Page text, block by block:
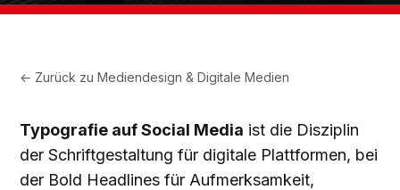
← Zurück zuMediendesign & Digitale Medien
Typografie auf Social Media ist die Disziplin
der Schriftgestaltung für digitale Plattformen, bei
der Bold Headlines für Aufmerksamkeit,